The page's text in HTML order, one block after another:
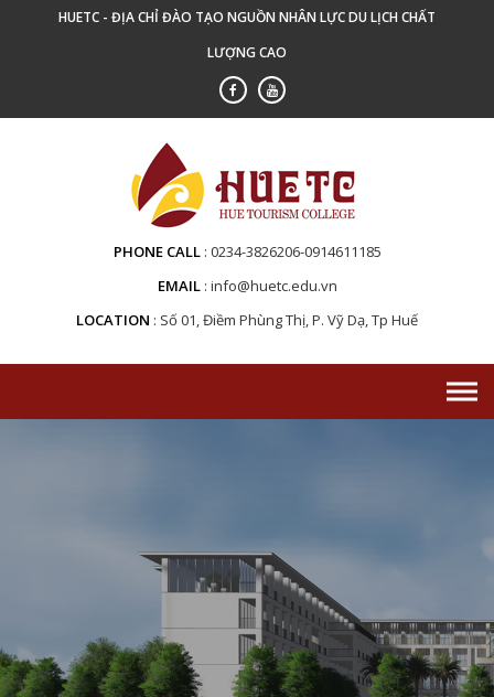
HUETC - ĐỊA CHỈ ĐÀO TẠO NGUỒN NHÂN LỰC DU LỊCH CHẤT
LƯỢNG CAO
PHONE CALL 0234-3826206-0914611185
EMAIL info@huetc.edu.vn
LOCATION
Số 01, Điềm Phùng Thị, P. Vỹ Dạ, Tp Huế